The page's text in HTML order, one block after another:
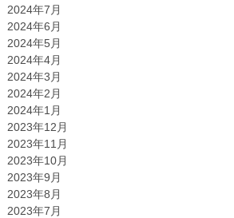
2024年7月
2024年6月
2024年5月
2024年4月
2024年3月
2024年2月
2024年1月
2023年12月
2023年11月
2023年10月
2023年9月
2023年8月
2023年7月